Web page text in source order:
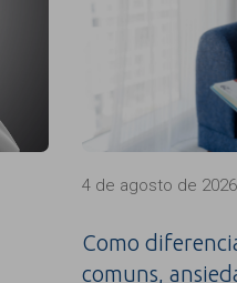
4 de agosto de 2026
Como
comuns,